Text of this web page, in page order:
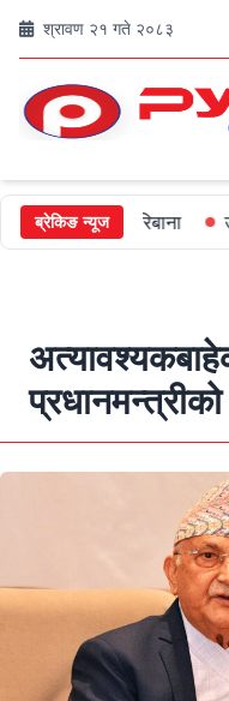
श्रावण २१ गते २०८३
ब्रेकिङ न्यूज
जरिबाना उपप्रमुख